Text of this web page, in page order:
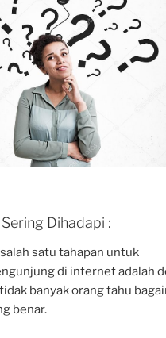
Dihadapi :
satu tahapan untuk
di internet adalah
banyak orang tahu
benar.